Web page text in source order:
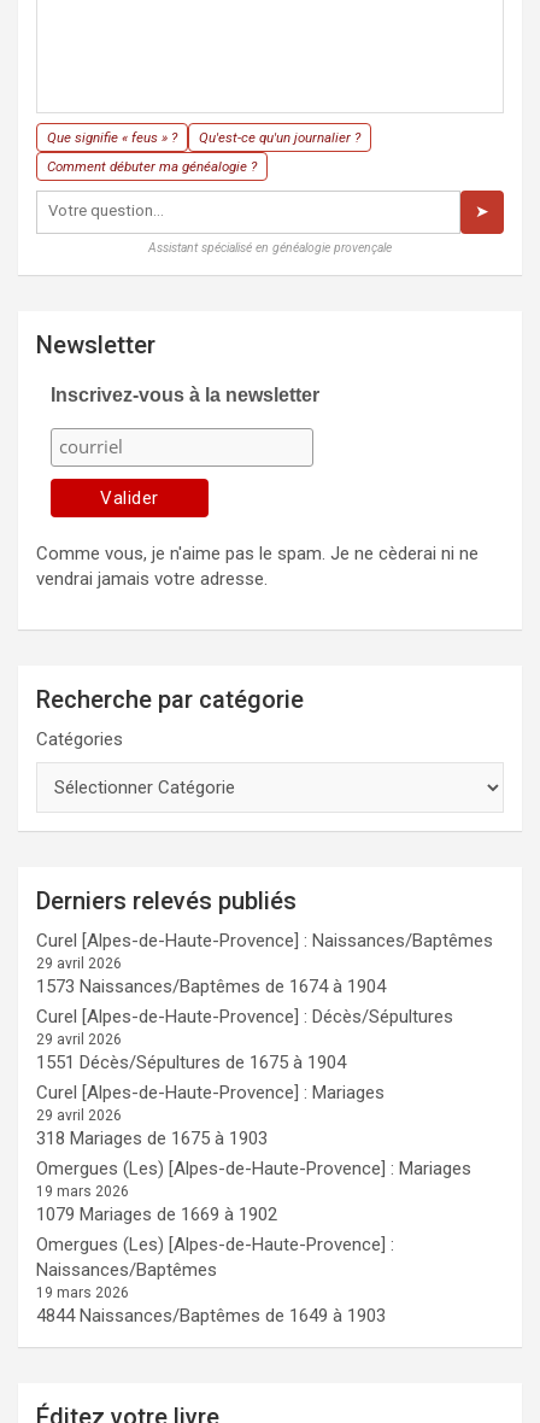
Que signifie « feus » ?
Qu'est-ce qu'un journalier ?
Comment débuter ma généalogie ?
➤
Assistant spécialisé en généalogie provençale
Newsletter
Inscrivez-vous à la newsletter
Comme vous, je n'aime pas le spam. Je ne cèderai ni ne
vendrai jamais votre adresse.
Recherche par catégorie
Catégories
Derniers relevés publiés
Curel [Alpes-de-Haute-Provence] : Naissances/Baptêmes
29 avril 2026
1573 Naissances/Baptêmes de 1674 à 1904
Curel [Alpes-de-Haute-Provence] : Décès/Sépultures
29 avril 2026
1551 Décès/Sépultures de 1675 à 1904
Curel [Alpes-de-Haute-Provence] : Mariages
29 avril 2026
318 Mariages de 1675 à 1903
Omergues (Les) [Alpes-de-Haute-Provence] : Mariages
19 mars 2026
1079 Mariages de 1669 à 1902
Omergues (Les) [Alpes-de-Haute-Provence] :
Naissances/Baptêmes
19 mars 2026
4844 Naissances/Baptêmes de 1649 à 1903
Éditez votre livre